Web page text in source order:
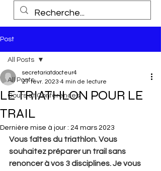
Post
All Posts
Cours et Conférences
All Posts
LE TRIATHLON POUR LE
TRAIL
secretariatdocteur4
27 févr. 2023 4 min de lecture
Dernière mise à jour : 24 mars 2023
Vous faîtes du triathlon. Vous
souhaitez préparer un trail sans
renoncer à vos 3 disciplines. Je vous